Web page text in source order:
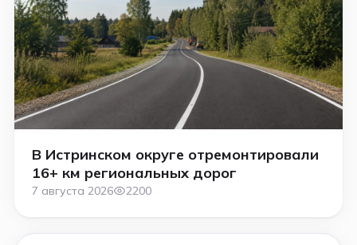
В Истринском округе отремонтировали
16+ км региональных дорог
7 августа 2026 2200